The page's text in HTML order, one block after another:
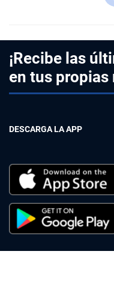
¡Recibe las
en tus propias
DESCARGA LA APP